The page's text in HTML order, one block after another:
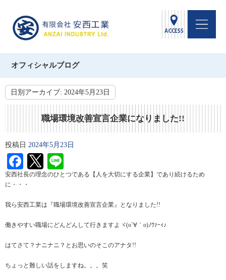
オフィシャルブログ
日別アーカイブ: 2024年5月23日
職場環境改善宣言企業になりました!!
投稿日 2024年5月23日
Facebook
Twitter
安西社長の理念のひとつである【人を大切にする企業】であり続けるため
に・・・
我ら安西工業は『職場環境改善宣言企業』となりました!!
働きやすい職場にどんどんして行きますよヾ(o´∀｀o)ﾉﾜｧｰｨ♪
はてさて？ナニナニ？とお思いのそこのアナタ!!
ちょっと難しい話をしますね。。。笑